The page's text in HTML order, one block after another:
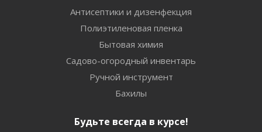
Антисептики и дизенфекция
Полиэтиленовая пленка
Бытовая химия
Садово-огородный инвентарь
Ручной инструмент
Бахилы
Будьте всегда в курсе!